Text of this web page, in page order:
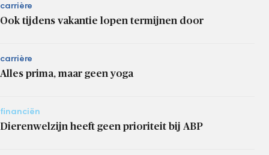
carrière
Ook tijdens vakantie lopen termijnen door
carrière
Alles prima, maar geen yoga
financiën
Dierenwelzijn heeft geen prioriteit bij ABP